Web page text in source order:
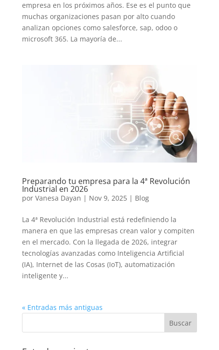
empresa en los próximos años. Ese es el punto que
muchas organizaciones pasan por alto cuando
analizan opciones como salesforce, sap, odoo o
microsoft 365. La mayoría de...
Preparando tu empresa para la 4ª Revolución
Industrial en 2026
por Vanesa Dayan | Nov 9, 2025| Blog
La 4ª Revolución Industrial está redefiniendo la
manera en que las empresas crean valor y compiten
en el mercado. Con la llegada de 2026, integrar
tecnologías avanzadas como Inteligencia Artificial
(IA), Internet de las Cosas (IoT), automatización
inteligente y...
« Entradas más antiguas